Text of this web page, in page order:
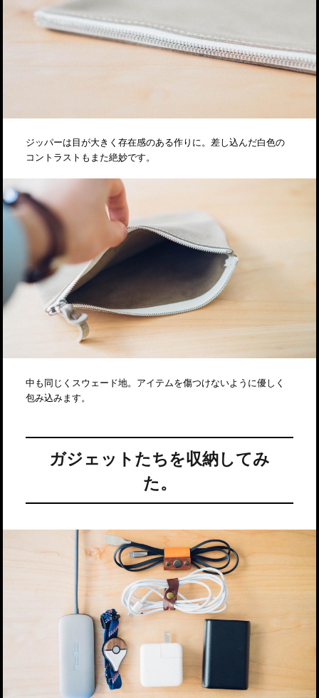
ジッパーは目が大きく存在感のある作りに。差し込んだ白色の
コントラストもまた絶妙です。
中も同じくスウェード地。アイテムを傷つけないように優しく
包み込みます。
ガジェットたちを収納してみ
た。